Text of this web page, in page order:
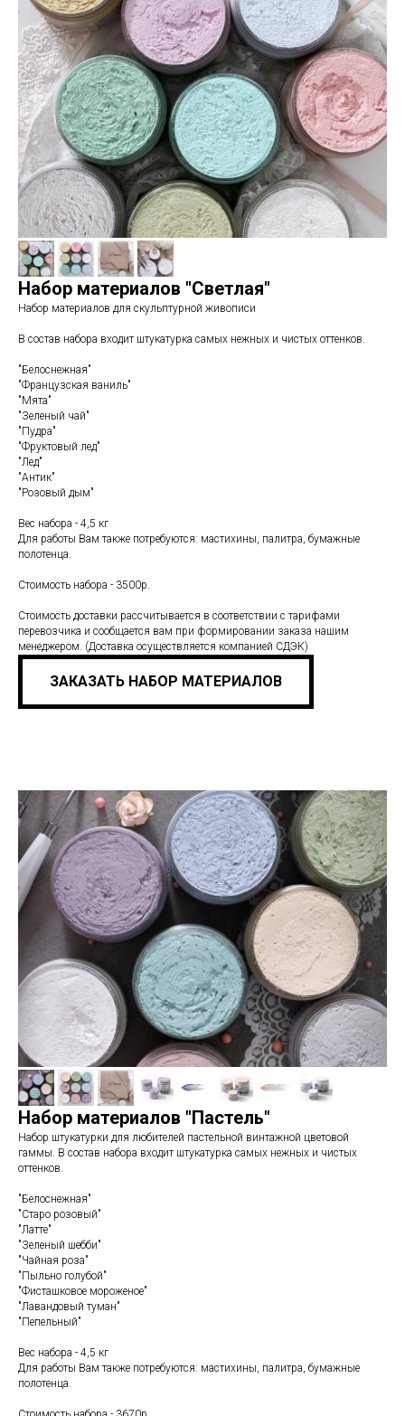
Набор материалов "Светлая"
Набор материалов для скульптурной живописи
В состав набора входит штукатурка самых нежных и чистых оттенков.
"Белоснежная"
"Французская ваниль"
"Мята"
"Зеленый чай"
"Пудра"
"Фруктовый лед"
"Лед"
"Антик"
"Розовый дым"
Вес набора - 4,5 кг
Для работы Вам также потребуются: мастихины, палитра, бумажные
полотенца.
Стоимость набора - 3500р.
Стоимость доставки рассчитывается в соответствии с тарифами
перевозчика и сообщается вам при формировании заказа нашим
менеджером. (Доставка осуществляется компанией СДЭК)
ЗАКАЗАТЬ НАБОР МАТЕРИАЛОВ
Набор материалов "Пастель"
Набор штукатурки для любителей пастельной винтажной цветовой
гаммы. В состав набора входит штукатурка самых нежных и чистых
оттенков.
"Белоснежная"
"Старо розовый"
"Латте"
"Зеленый шебби"
"Чайная роза"
"Пыльно голубой"
"Фисташковое мороженое"
"Лавандовый туман"
"Пепельный"
Вес набора - 4,5 кг
Для работы Вам также потребуются: мастихины, палитра, бумажные
полотенца.